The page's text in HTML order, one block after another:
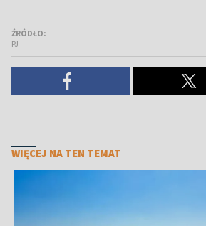
ŹRÓDŁO:
PJ
WIĘCEJ NA TEN TEMAT